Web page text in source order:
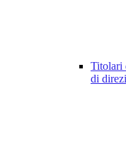
Titolari
di